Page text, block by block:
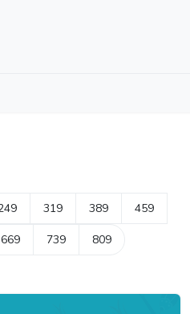
319 389 459
669 739 809